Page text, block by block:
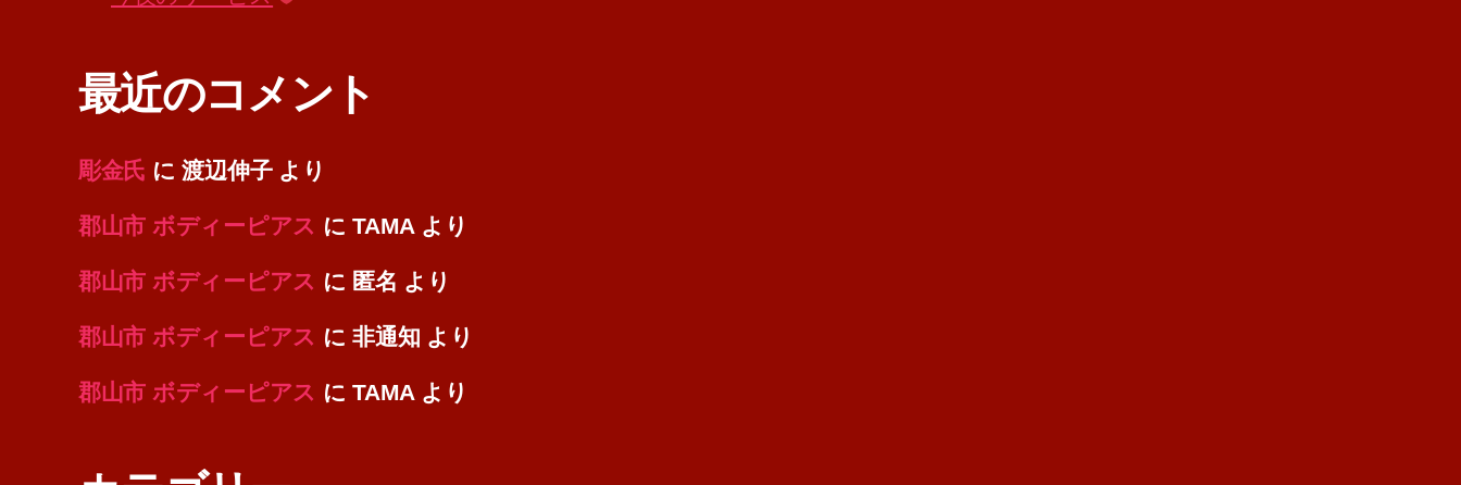
最近のコメント
彫金氏 に渡辺伸子より
郡山市 ボディーピアス にTAMA より
郡山市 ボディーピアス に 匿名 より
郡山市 ボディーピアス に非通知 より
郡山市 ボディーピアス にTAMA より